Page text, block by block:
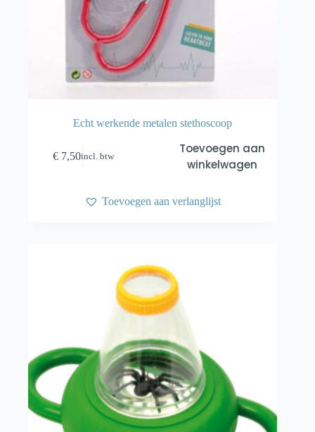
Echt werkende metalen stethoscoop
€ 7,50incl. btw
Toevoegen aan
winkelwagen
Toevoegen aan verlanglijst